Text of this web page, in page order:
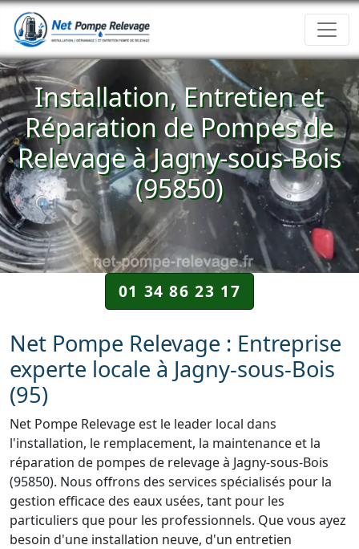
Installation, Entretien et
Réparation de Pompes de
Relevage à Jagny-sous-Bois
(95850)
01 34 86 23 17
Net Pompe Relevage : Entreprise
experte locale à Jagny-sous-Bois
(95)
Net Pompe Relevage est le leader local dans
l'installation, le remplacement, la maintenance et la
réparation de pompes de relevage à Jagny-sous-Bois
(95850). Nous offrons des services spécialisés pour la
gestion efficace des eaux usées, tant pour les
particuliers que pour les professionnels. Que vous ayez
besoin d'une installation neuve, d'un entretien